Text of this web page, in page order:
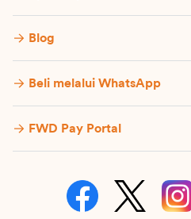
Blog
Beli melalui WhatsApp
FWD Pay Portal